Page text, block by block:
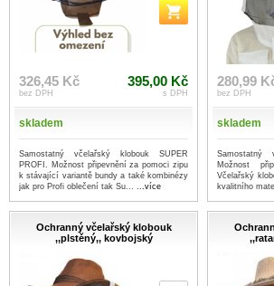
326,45 Kč
bez DPH
395,00 Kč
s DPH
skladem
Samostatný včelařský klobouk SUPER
PROFI. Možnost připevnění za pomoci zipu
k stávající variantě bundy a také kombinézy
jak pro Profi oblečení tak Su... ...více
280,99
bez DPH
skladem
Samostatný
Možnost
Včelařský
kvalitního
Ochranný včelařský klobouk
,,plstěný,, kovbojský